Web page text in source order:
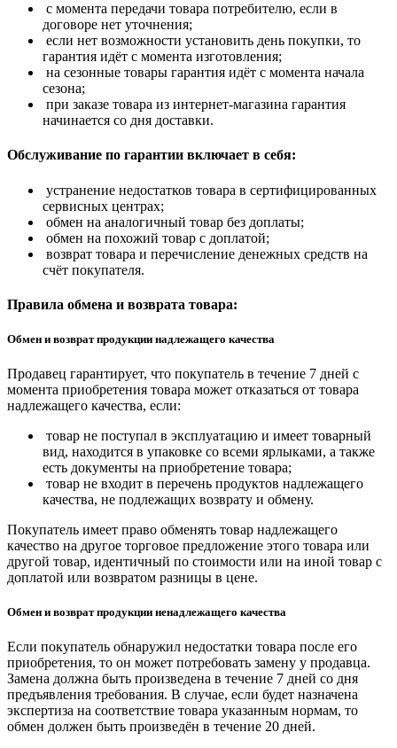
с момента передачи товара потребителю, если в
договоре нет уточнения;
если нет возможности установить день покупки, то
гарантия идёт с момента изготовления;
на сезонные товары гарантия идёт с момента начала
сезона;
при заказе товара из интернет-магазина гарантия
начинается со дня доставки.
Обслуживание по гарантии включает в себя:
устранение недостатков товара в сертифицированных
сервисных центрах;
обмен на аналогичный товар без доплаты;
обмен на похожий товар с доплатой;
возврат товара и перечисление денежных средств на
счёт покупателя.
Правила обмена и возврата товара:
Обмен и возврат продукции надлежащего качества
Продавец гарантирует, что покупатель в течение 7 дней с
момента приобретения товара может отказаться от товара
надлежащего качества, если:
товар не поступал в эксплуатацию и имеет товарный
вид, находится в упаковке со всеми ярлыками, а также
есть документы на приобретение товара;
товар не входит в перечень продуктов надлежащего
качества, не подлежащих возврату и обмену.
Покупатель имеет право обменять товар надлежащего
качество на другое торговое предложение этого товара или
другой товар, идентичный по стоимости или на иной товар с
доплатой или возвратом разницы в цене.
Обмен и возврат продукции ненадлежащего качества
Если покупатель обнаружил недостатки товара после его
приобретения, то он может потребовать замену у продавца.
Замена должна быть произведена в течение 7 дней со дня
предъявления требования. В случае, если будет назначена
экспертиза на соответствие товара указанным нормам, то
обмен должен быть произведён в течение 20 дней.